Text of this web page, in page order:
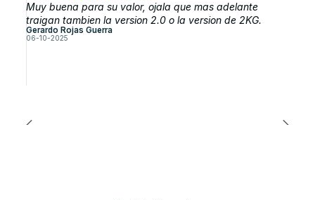
Muy buena para su valor, ojala que mas adelante
traigan tambien la version 2.0 o la version de 2KG.
Gerardo Rojas Guerra
06-10-2025